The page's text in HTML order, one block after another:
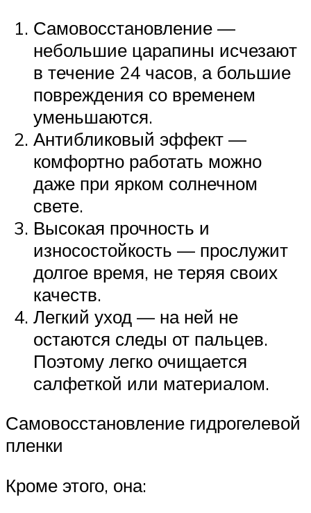
Самовосстановление —
небольшие царапины исчезают
в течение 24 часов, а большие
повреждения со временем
уменьшаются.
Антибликовый эффект —
комфортно работать можно
даже при ярком солнечном
свете.
Высокая прочность и
износостойкость — прослужит
долгое время, не теряя своих
качеств.
Легкий уход — на ней не
остаются следы от пальцев.
Поэтому легко очищается
салфеткой или материалом.
Самовосстановление гидрогелевой
пленки
Кроме этого, она: